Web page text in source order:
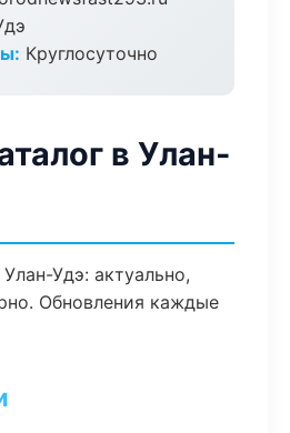
Круглосуточно
в Улан-
Удэ: актуально,
Обновления каждые